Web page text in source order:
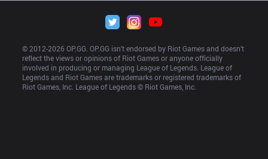
© 2012-2026 OP.GG. OP.GG isn’t endorsed by Riot Games and doesn’t
reflect the views or opinions of Riot Games or anyone officially
involved in producing or managing League of Legends. League of
Legends and Riot Games are trademarks or registered trademarks of
Riot Games, Inc. League of Legends © Riot Games, Inc.